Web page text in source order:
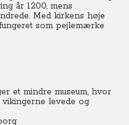
år 1200, mens
Med kirkens høje
som pejlemærke
et mindre museum, hvor
levede og